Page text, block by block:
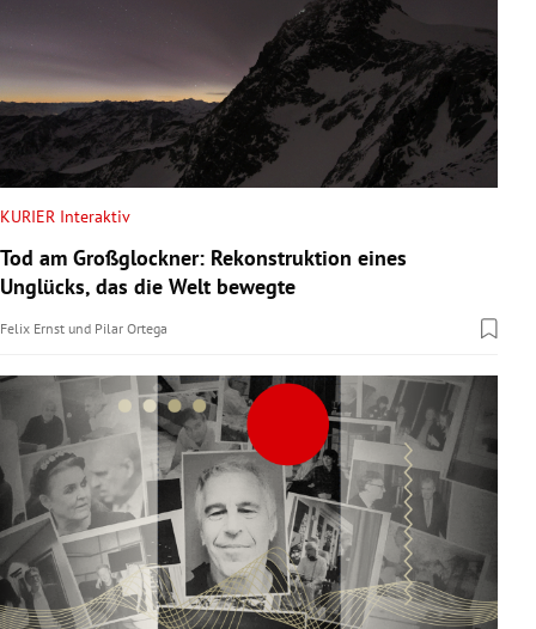
KURIER Interaktiv
Tod am Großglockner: Rekonstruktion eines
Unglücks, das die Welt bewegte
Felix Ernst und Pilar Ortega